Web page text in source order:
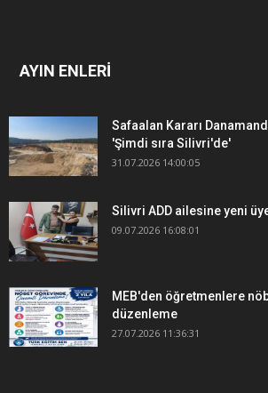
AYIN ENLERİ
Safaalan Kararı
'Şimdi sıra Silivri'de'
31.07.2026 14:00:05
Silivri ADD ailesine yeni
09.07.2026 16:08:01
MEB'den öğretmenlere
düzenleme
27.07.2026 11:36:31